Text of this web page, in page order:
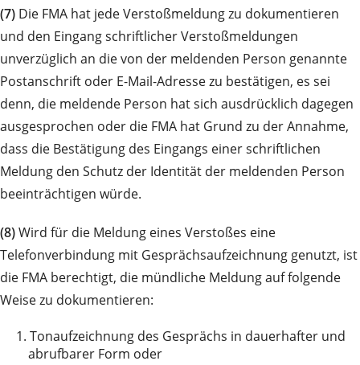
(7) Die FMA hat jede Verstoßmeldung zu dokumentieren
und den Eingang schriftlicher Verstoßmeldungen
unverzüglich an die von der meldenden Person genannte
Postanschrift oder E-Mail-Adresse zu bestätigen, es sei
denn, die meldende Person hat sich ausdrücklich dagegen
ausgesprochen oder die FMA hat Grund zu der Annahme,
dass die Bestätigung des Eingangs einer schriftlichen
Meldung den Schutz der Identität der meldenden Person
beeinträchtigen würde.
(8)Wird für die Meldung eines Verstoßes eine
Telefonverbindung mit Gesprächsaufzeichnung genutzt, ist
die FMA berechtigt, die mündliche Meldung auf folgende
Weise zu dokumentieren:
1. Tonaufzeichnung des Gesprächs in dauerhafter und
abrufbarer Form oder